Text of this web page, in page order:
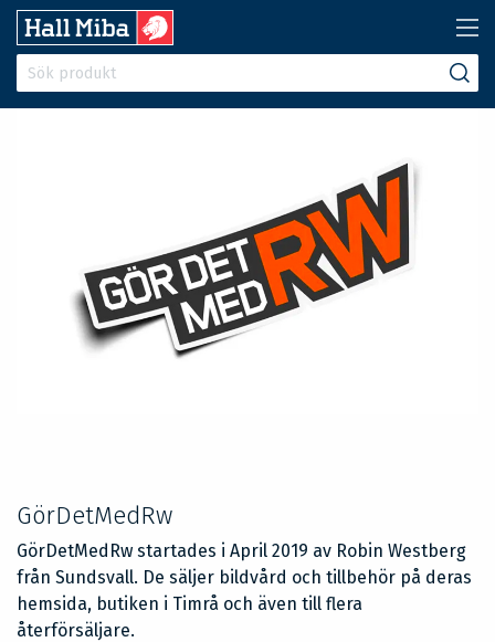
GörDetMedRw
GörDetMedRw startades i April 2019 av Robin Westberg
från Sundsvall. De säljer bildvård och tillbehör på deras
hemsida, butiken i Timrå och även till flera
återförsäljare.